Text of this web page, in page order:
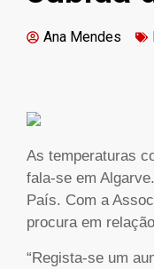
Ana Mendes
As temperaturas
fala-se em
País. Com a
procura em
“Regista-se um